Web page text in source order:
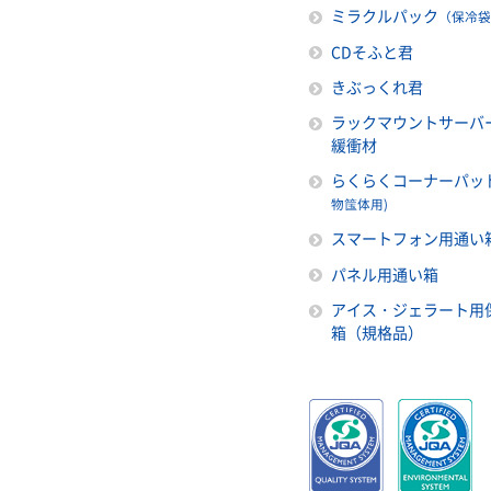
ミラクルパック （保冷袋
CDそふと君
きぶっくれ君
ラックマウントサーバ
緩衝材
らくらくコーナーパッ
物筺体用)
スマートフォン用通い
パネル用通い箱
アイス・ジェラート用
箱（規格品）